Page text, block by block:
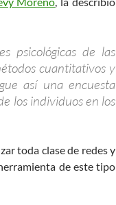
psicológicas de las
cuantitativos y
así una encuesta
los individuos en los
toda clase de redes y
de este tipo